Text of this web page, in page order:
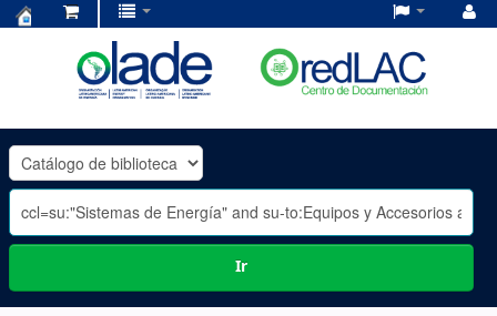
OLADE
-
Ir